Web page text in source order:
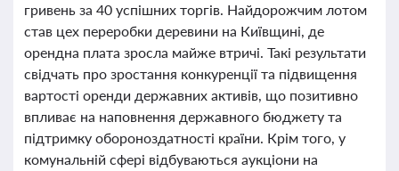
гривень за 40 успішних торгів. Найдорожчим лотом
став цех переробки деревини на Київщині, де
орендна плата зросла майже втричі. Такі результати
свідчать про зростання конкуренції та підвищення
вартості оренди державних активів, що позитивно
впливає на наповнення державного бюджету та
підтримку обороноздатності країни. Крім того, у
комунальній сфері відбуваються аукціони на